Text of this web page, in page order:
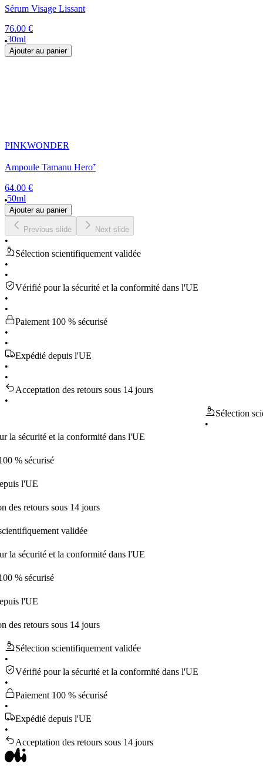
Sérum Visage Lissant
76.00 €
30ml
Ajouter au panier
PINKWONDER
Ampoule Tamanu Hero⁺
64.00 €
50ml
Ajouter au panier
Previous slide Next slide
•
Sélection scientifiquement validée
•
•
Vérifié pour la sécurité et la conformité dans l'UE
•
•
Paiement 100 % sécurisé
•
•
Expédié depuis l'UE
•
•
Acceptation des retours sous 14 jours
•
Sélection
et la conformité dans l'UE
sous 14 jours
validée
et la conformité dans l'UE
sous 14 jours
Sélection scientifiquement validée
•
Vérifié pour la sécurité et la conformité dans l'UE
•
Paiement 100 % sécurisé
•
Expédié depuis l'UE
•
Acceptation des retours sous 14 jours